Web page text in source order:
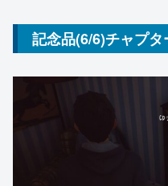
記念品(6/6)チャプタ